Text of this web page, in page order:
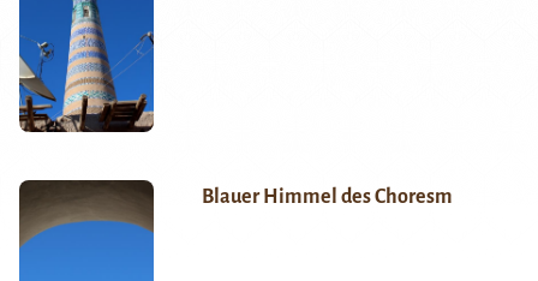
Blauer Himmel des Choresm